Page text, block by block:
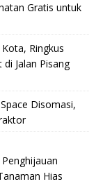
Gratis untuk
Ringkus
Jalan Pisang
Disomasi,
Hias